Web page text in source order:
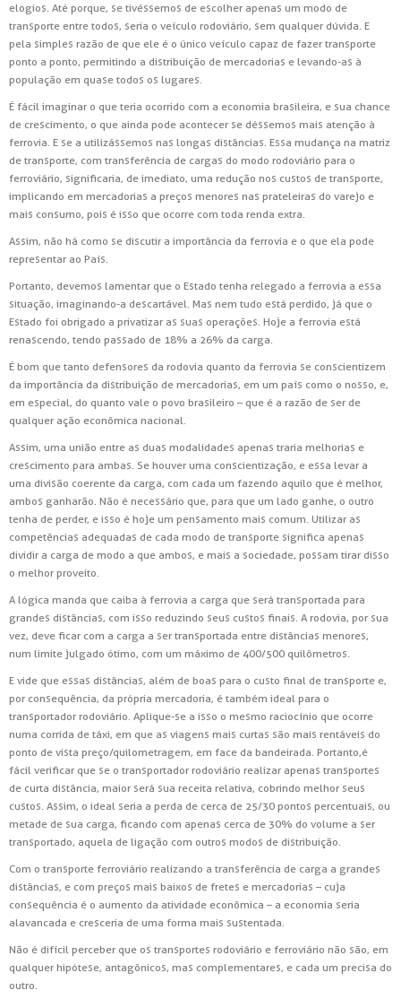
elogios. Até porque, se tivéssemos de escolher apenas um modo de
transporte entre todos, seria o veículo rodoviário, sem qualquer dúvida. E
pela simples razão de que ele é o único veículo capaz de fazer transporte
ponto a ponto, permitindo a distribuição de mercadorias e levando-as à
população em quase todos os lugares.
É fácil imaginar o que teria ocorrido com a economia brasileira, e sua chance
de crescimento, o que ainda pode acontecer se déssemos mais atenção à
ferrovia. E se a utilizássemos nas longas distâncias. Essa mudança na matriz
de transporte, com transferência de cargas do modo rodoviário para o
ferroviário, significaria, de imediato, uma redução nos custos de transporte,
implicando em mercadorias a preços menores nas prateleiras do varejo e
mais consumo, pois é isso que ocorre com toda renda extra.
Assim, não há como se discutir a importância da ferrovia e o que ela pode
representar ao País.
Portanto, devemos lamentar que o Estado tenha relegado a ferrovia a essa
situação, imaginando-a descartável. Mas nem tudo está perdido, já que o
Estado foi obrigado a privatizar as suas operações. Hoje a ferrovia está
renascendo, tendo passado de 18% a 26% da carga.
É bom que tanto defensores da rodovia quanto da ferrovia se conscientizem
da importância da distribuição de mercadorias, em um país como o nosso, e,
em especial, do quanto vale o povo brasileiro – que é a razão de ser de
qualquer ação econômica nacional.
Assim, uma união entre as duas modalidades apenas traria melhorias e
crescimento para ambas. Se houver uma conscientização, e essa levar a
uma divisão coerente da carga, com cada um fazendo aquilo que é melhor,
ambos ganharão. Não é necessário que, para que um lado ganhe, o outro
tenha de perder, e isso é hoje um pensamento mais comum. Utilizar as
competências adequadas de cada modo de transporte significa apenas
dividir a carga de modo a que ambos, e mais a sociedade, possam tirar disso
o melhor proveito.
A lógica manda que caiba à ferrovia a carga que será transportada para
grandes distâncias, com isso reduzindo seus custos finais. A rodovia, por sua
vez, deve ficar com a carga a ser transportada entre distâncias menores,
num limite julgado ótimo, com um máximo de 400/500 quilômetros.
E vide que essas distâncias, além de boas para o custo final de transporte e,
por consequência, da própria mercadoria, é também ideal para o
transportador rodoviário. Aplique-se a isso o mesmo raciocínio que ocorre
numa corrida de táxi, em que as viagens mais curtas são mais rentáveis do
ponto de vista preço/quilometragem, em face da bandeirada. Portanto,é
fácil verificar que se o transportador rodoviário realizar apenas transportes
de curta distância, maior será sua receita relativa, cobrindo melhor seus
custos. Assim, o ideal seria a perda de cerca de 25/30 pontos percentuais, ou
metade de sua carga, ficando com apenas cerca de 30% do volume a ser
transportado, aquela de ligação com outros modos de distribuição.
Com o transporte ferroviário realizando a transferência de carga a grandes
distâncias, e com preços mais baixos de fretes e mercadorias – cuja
consequência é o aumento da atividade econômica – a economia seria
alavancada e cresceria de uma forma mais sustentada.
Não é difícil perceber que os transportes rodoviário e ferroviário não são, em
qualquer hipótese, antagônicos, mas complementares, e cada um precisa do
outro.